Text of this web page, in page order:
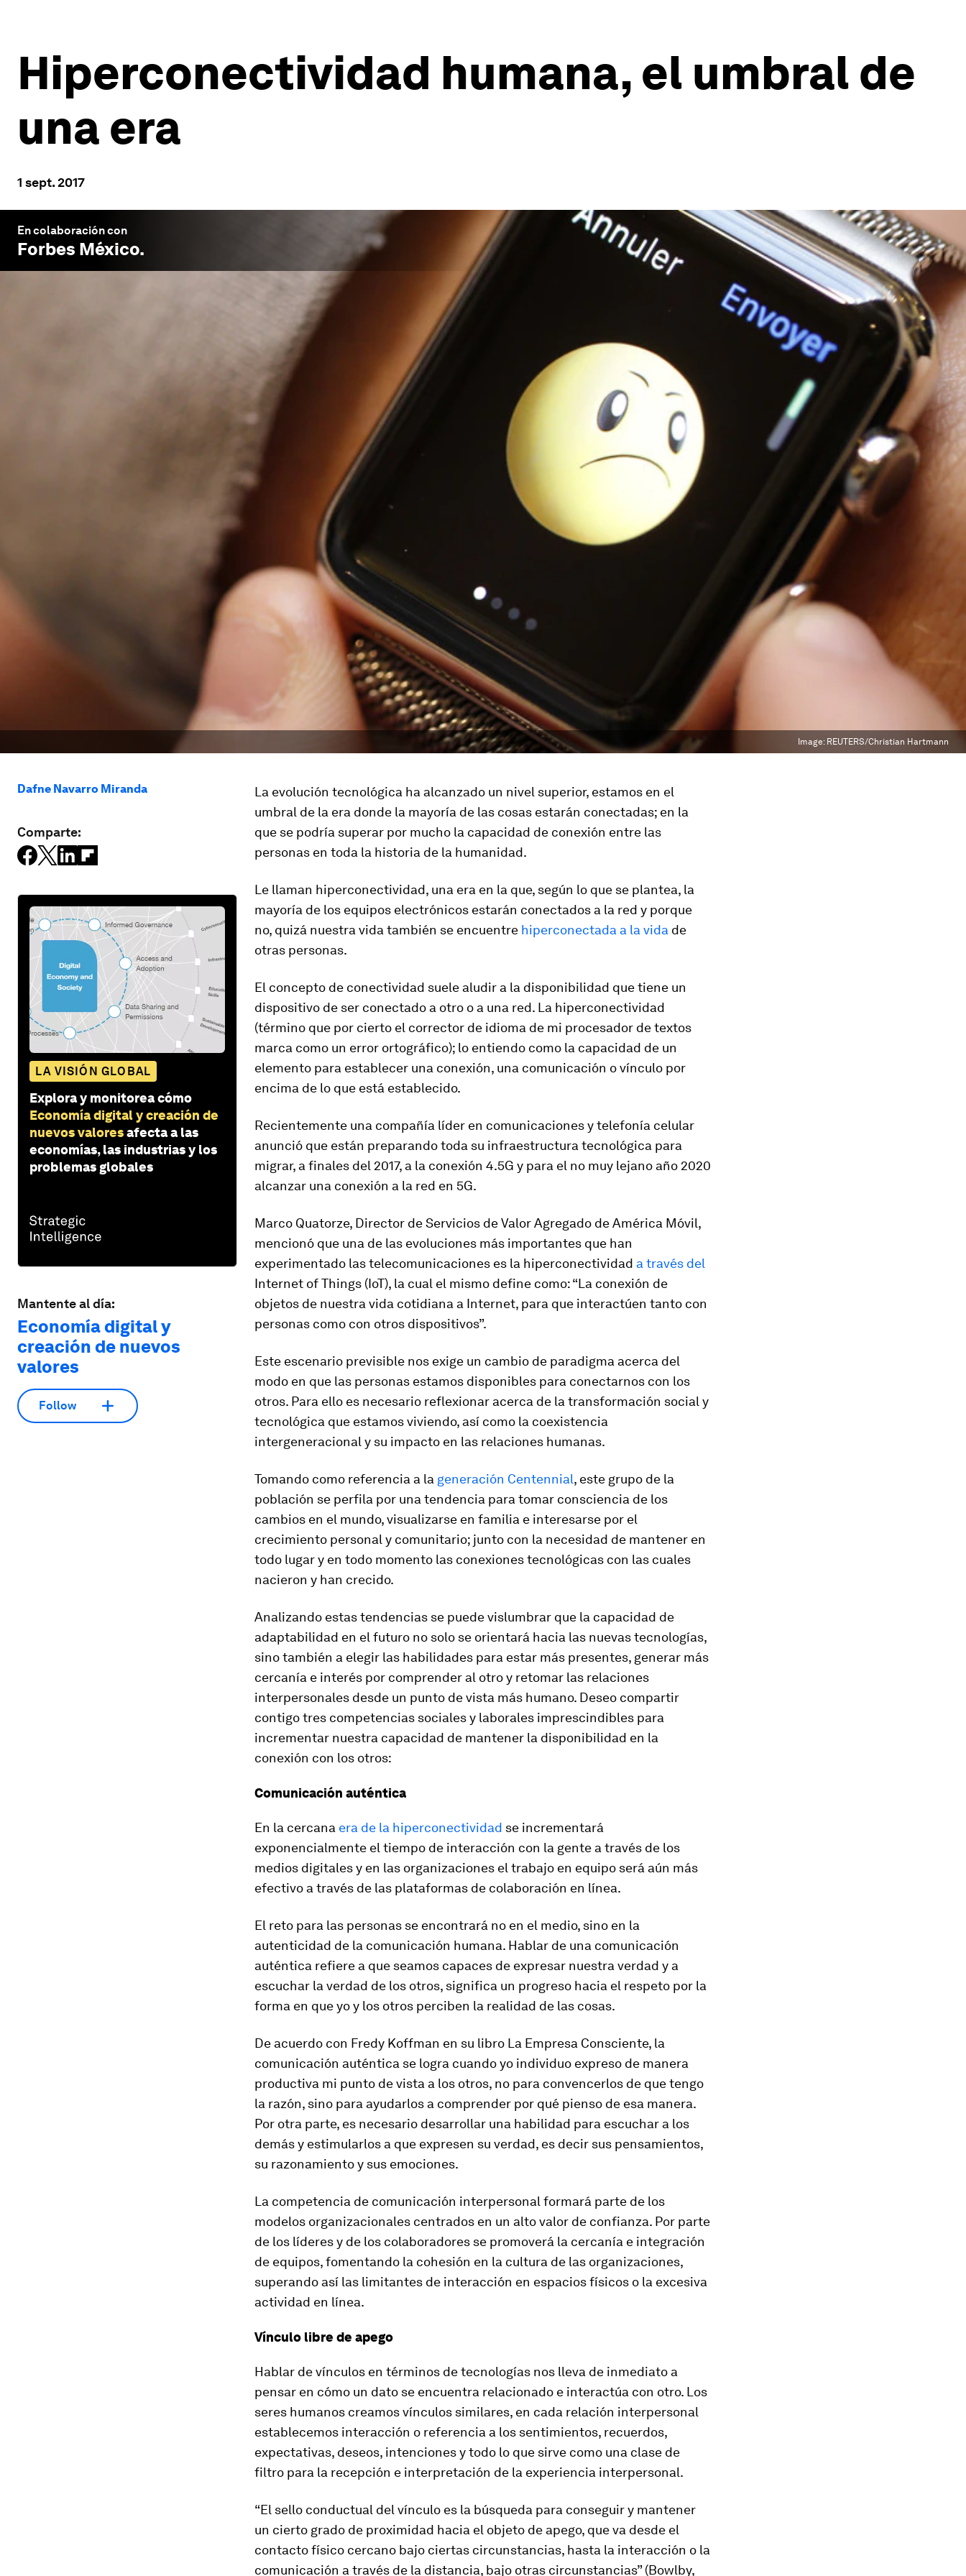
Hiperconectividad humana, el umbral de
una era
1 sept. 2017
En colaboración con
Forbes México.
Image: REUTERS/Christian Hartmann
Dafne Navarro Miranda
Comparte:
LA VISIÓN GLOBAL
Explora y monitorea cómo
Economía digital y creación de
nuevos valoresafecta a las
economías, las industrias y los
problemas globales
Mantente al día:
Economía digital y
creación de nuevos
valores
Follow
La evolución tecnológica ha alcanzado un nivel superior, estamos en el
umbral de la era donde la mayoría de las cosas estarán conectadas; en la
que se podría superar por mucho la capacidad de conexión entre las
personas en toda la historia de la humanidad.
Le llaman hiperconectividad, una era en la que, según lo que se plantea, la
mayoría de los equipos electrónicos estarán conectados a la red y porque
no, quizá nuestra vida también se encuentre hiperconectada a la vida de
otras personas.
El concepto de conectividad suele aludir a la disponibilidad que tiene un
dispositivo de ser conectado a otro o a una red. La hiperconectividad
(término que por cierto el corrector de idioma de mi procesador de textos
marca como un error ortográfico); lo entiendo como la capacidad de un
elemento para establecer una conexión, una comunicación o vínculo por
encima de lo que está establecido.
Recientemente una compañía líder en comunicaciones y telefonía celular
anunció que están preparando toda su infraestructura tecnológica para
migrar, a finales del 2017, a la conexión 4.5G y para el no muy lejano año 2020
alcanzar una conexión a la red en 5G.
Marco Quatorze, Director de Servicios de Valor Agregado de América Móvil,
mencionó que una de las evoluciones más importantes que han
experimentado las telecomunicaciones es la hiperconectividad a través del
Internet of Things (IoT), la cual el mismo define como: “La conexión de
objetos de nuestra vida cotidiana a Internet, para que interactúen tanto con
personas como con otros dispositivos”.
Este escenario previsible nos exige un cambio de paradigma acerca del
modo en que las personas estamos disponibles para conectarnos con los
otros. Para ello es necesario reflexionar acerca de la transformación social y
tecnológica que estamos viviendo, así como la coexistencia
intergeneracional y su impacto en las relaciones humanas.
Tomando como referencia a la generación Centennial, este grupo de la
población se perfila por una tendencia para tomar consciencia de los
cambios en el mundo, visualizarse en familia e interesarse por el
crecimiento personal y comunitario; junto con la necesidad de mantener en
todo lugar y en todo momento las conexiones tecnológicas con las cuales
nacieron y han crecido.
Analizando estas tendencias se puede vislumbrar que la capacidad de
adaptabilidad en el futuro no solo se orientará hacia las nuevas tecnologías,
sino también a elegir las habilidades para estar más presentes, generar más
cercanía e interés por comprender al otro y retomar las relaciones
interpersonales desde un punto de vista más humano. Deseo compartir
contigo tres competencias sociales y laborales imprescindibles para
incrementar nuestra capacidad de mantener la disponibilidad en la
conexión con los otros:
Comunicación auténtica
En la cercana era de la hiperconectividad se incrementará
exponencialmente el tiempo de interacción con la gente a través de los
medios digitales y en las organizaciones el trabajo en equipo será aún más
efectivo a través de las plataformas de colaboración en línea.
El reto para las personas se encontrará no en el medio, sino en la
autenticidad de la comunicación humana. Hablar de una comunicación
auténtica refiere a que seamos capaces de expresar nuestra verdad y a
escuchar la verdad de los otros, significa un progreso hacia el respeto por la
forma en que yo y los otros perciben la realidad de las cosas.
De acuerdo con Fredy Koffman en su libro La Empresa Consciente, la
comunicación auténtica se logra cuando yo individuo expreso de manera
productiva mi punto de vista a los otros, no para convencerlos de que tengo
la razón, sino para ayudarlos a comprender por qué pienso de esa manera.
Por otra parte, es necesario desarrollar una habilidad para escuchar a los
demás y estimularlos a que expresen su verdad, es decir sus pensamientos,
su razonamiento y sus emociones.
La competencia de comunicación interpersonal formará parte de los
modelos organizacionales centrados en un alto valor de confianza. Por parte
de los líderes y de los colaboradores se promoverá la cercanía e integración
de equipos, fomentando la cohesión en la cultura de las organizaciones,
superando así las limitantes de interacción en espacios físicos o la excesiva
actividad en línea.
Vínculo libre de apego
Hablar de vínculos en términos de tecnologías nos lleva de inmediato a
pensar en cómo un dato se encuentra relacionado e interactúa con otro. Los
seres humanos creamos vínculos similares, en cada relación interpersonal
establecemos interacción o referencia a los sentimientos, recuerdos,
expectativas, deseos, intenciones y todo lo que sirve como una clase de
filtro para la recepción e interpretación de la experiencia interpersonal.
“El sello conductual del vínculo es la búsqueda para conseguir y mantener
un cierto grado de proximidad hacia el objeto de apego, que va desde el
contacto físico cercano bajo ciertas circunstancias, hasta la interacción o la
comunicación a través de la distancia, bajo otras circunstancias”(Bowlby,